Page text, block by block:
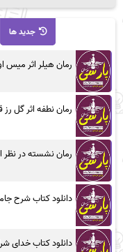
جدید ها
رمان هیلر اثر میس
رمان نطفه اثر گل رز
رمان نشسته در نظر
دانلود کتاب شرح
دانلود کتاب خدای